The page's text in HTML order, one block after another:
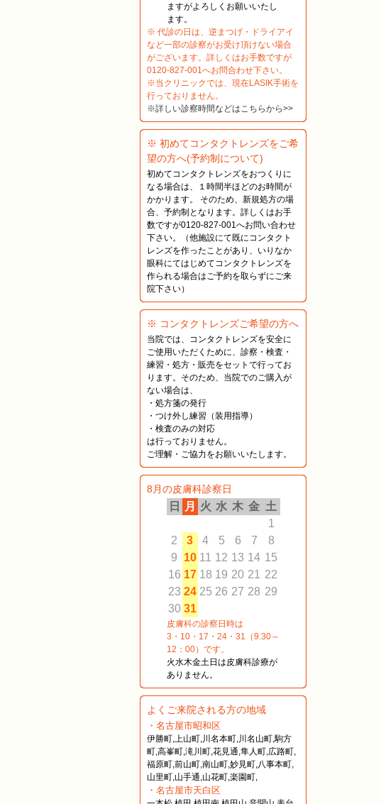
ますがよろしくお願いいたし
ます。
※ 代診の日は、逆まつげ・ドライアイ
など一部の診察がお受け頂けない場合
がございます。詳しくはお手数ですが
0120-827-001へお問合わせ下さい。
※当クリニックでは、現在LASIK手術を
行っておりません。
※詳しい診察時間などはこちらから>>
※ 初めてコンタクトレンズをご希
望の方へ(予約制について)
初めてコンタクトレンズをおつくりに
なる場合は、１時間半ほどのお時間が
かかります。 そのため、新規処方の場
合、予約制となります。詳しくはお手
数ですが0120-827-001へお問い合わせ
下さい。（他施設にて既にコンタクト
レンズを作ったことがあり、いりなか
眼科にてはじめてコンタクトレンズを
作られる場合はご予約を取らずにご来
院下さい）
※ コンタクトレンズご希望の方へ
当院では、コンタクトレンズを安全に
ご使用いただくために、診察・検査・
練習・処方・販売をセットで行ってお
ります。そのため、当院でのご購入が
ない場合は、
・処方箋の発行
・つけ外し練習（装用指導）
・検査のみの対応
は行っておりません。
ご理解・ご協力をお願いいたします。
8月の皮膚科診察日
日 月 火 水 木 金 土
1
2
3 4 5 6 7
8
9
10 11 12 13 14 15
16 17 18 19 20 21
22
23 24 25 26 27 28 29
30 31
皮膚科の診察日時は
3・10・17・24・31（9:30～
12：00）です。
火水木金土日は皮膚科診療が
ありません。
よくご来院される方の地域
・名古屋市昭和区
伊勝町,上山町,川名本町,川名山町,駒方
町,高峯町,滝川町,花見通,隼人町,広路町,
福原町,前山町,南山町,妙見町,八事本町,
山里町,山手通,山花町,楽園町,
・名古屋市天白区